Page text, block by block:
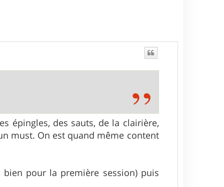
épingles, des sauts, de la clairière,
must. On est quand même content
pour la première session) puis